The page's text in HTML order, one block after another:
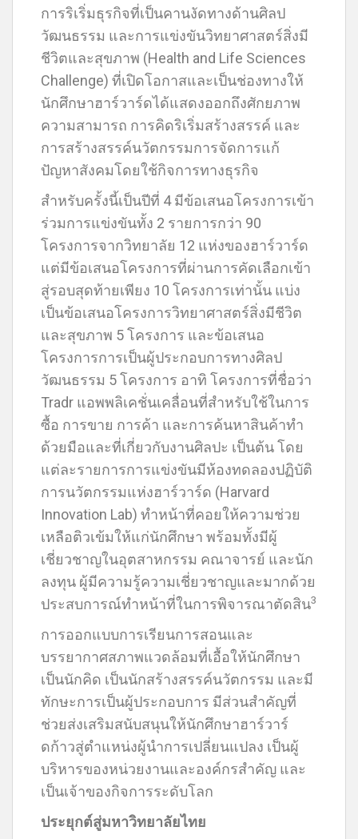
การริเริ่มธุรกิจที่เป็นคานงัดทางด้านศิลป
วัฒนธรรม และการแข่งขันวิทยาศาสตร์สิ่งมี
ชีวิตและสุขภาพ (Health and Life Sciences
Challenge) ที่เปิดโอกาสและเป็นช่องทางให้
นักศึกษาฮาร์วาร์ดได้แสดงออกถึงศักยภาพ
ความสามารถ การคิดริเริ่มสร้างสรรค์ และ
การสร้างสรรค์นวัตกรรมการจัดการแก้
ปัญหาสังคมโดยใช้กิจการทางธุรกิจ
สำหรับครั้งนี้เป็นปีที่ 4 มีข้อเสนอโครงการเข้า
ร่วมการแข่งขันทั้ง 2 รายการกว่า 90
โครงการจากวิทยาลัย 12 แห่งของฮาร์วาร์ด
แต่มีข้อเสนอโครงการที่ผ่านการคัดเลือกเข้า
สู่รอบสุดท้ายเพียง 10 โครงการเท่านั้น แบ่ง
เป็นข้อเสนอโครงการวิทยาศาสตร์สิ่งมีชีวิต
และสุขภาพ 5 โครงการ และข้อเสนอ
โครงการการเป็นผู้ประกอบการทางศิลป
วัฒนธรรม 5 โครงการ อาทิ โครงการที่ชื่อว่า
Tradr แอพพลิเคชั่นเคลื่อนที่สำหรับใช้ในการ
ซื้อ การขาย การค้า และการค้นหาสินค้าทำ
ด้วยมือและที่เกี่ยวกับงานศิลปะ เป็นต้น โดย
แต่ละรายการการแข่งขันมีห้องทดลองปฏิบัติ
การนวัตกรรมแห่งฮาร์วาร์ด (Harvard
Innovation Lab) ทำหน้าที่คอยให้ความช่วย
เหลือติวเข้มให้แก่นักศึกษา พร้อมทั้งมีผู้
เชี่ยวชาญในอุตสาหกรรม คณาจารย์ และนัก
ลงทุน ผู้มีความรู้ความเชี่ยวชาญและมากด้วย
ประสบการณ์ทำหน้าที่ในการพิจารณาตัดสิน3
การออกแบบการเรียนการสอนและ
บรรยากาศสภาพแวดล้อมที่เอื้อให้นักศึกษา
เป็นนักคิด เป็นนักสร้างสรรค์นวัตกรรม และมี
ทักษะการเป็นผู้ประกอบการ มีส่วนสำคัญที่
ช่วยส่งเสริมสนับสนุนให้นักศึกษาฮาร์วาร์
ดก้าวสู่ตำแหน่งผู้นำการเปลี่ยนแปลง เป็นผู้
บริหารของหน่วยงานและองค์กรสำคัญ และ
เป็นเจ้าของกิจการระดับโลก
ประยุกต์สู่มหาวิทยาลัยไทย